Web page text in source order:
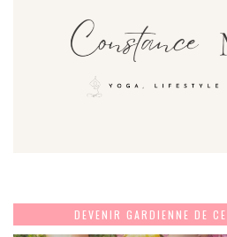
DEVENIR GARDIENNE DE